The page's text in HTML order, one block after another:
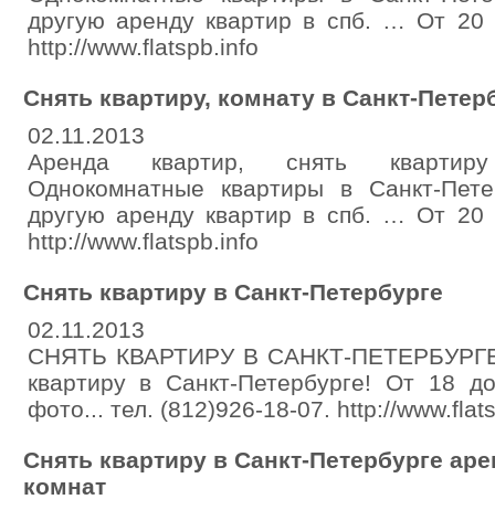
другую аренду квартир в спб. … От 20
http://www.flatspb.info
Снять квартиру, комнату в Санкт-
02.11.2013
Аренда квартир, снять
Oднокомнатные квартиры в Санкт-
другую аренду квартир в спб. … От 20
http://www.flatspb.info
Снять квартиру в Санкт-Петербурге
02.11.2013
СНЯТЬ КВАРТИРУ В САНКТ-
квартиру в Санкт-Петербурге! От 18
фото... тел. (812)926-18-07. http://
Снять квартиру в Санкт-Петербурге
комнат